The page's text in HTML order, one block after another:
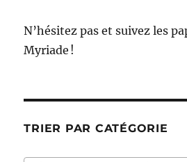
N’hésitez pas et suivez les
Myriade !
TRIER PAR CATÉGORIE